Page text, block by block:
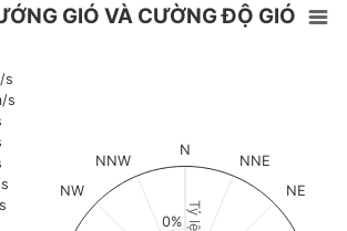
GIÓ VÀ CƯỜNG ĐỘ GIÓ
s
s
N
NNE
NE
NW
NNW
0%